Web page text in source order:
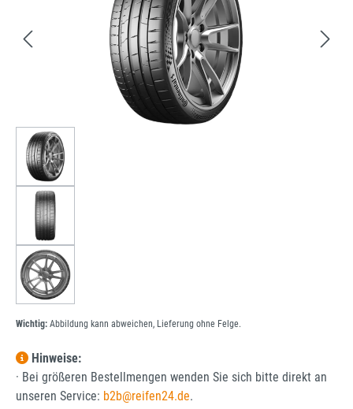
Wichtig: Abbildung kann abweichen, Lieferung ohne Felge.
Hinweise:
· Bei größeren Bestellmengen wenden Sie sich bitte direkt an
unseren Service: b2b@reifen24.de.